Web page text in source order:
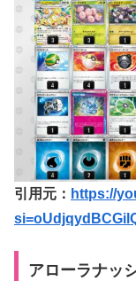
引用元： https://
アローラナッ